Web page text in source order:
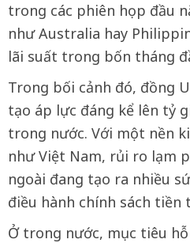
trong các phiên họp đầu
như Australia hay
lãi suất trong bốn tháng
Trong bối cảnh đó, đồng
tạo áp lực đáng kể lên tỷ
trong nước. Với một nền
như Việt Nam, rủi ro lạm
ngoài đang tạo ra nhiều
điều hành chính sách tiền
Ở trong nước, mục tiêu